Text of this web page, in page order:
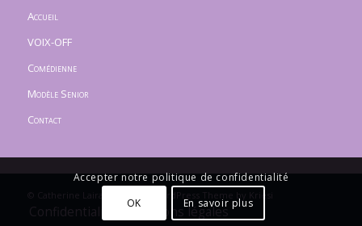
Accueil
VOIX-OFF
Comédienne
Modèle Senior
Contact
© Catherine Lairaud - Enfold WordPress Theme by Kriesi
Confidentialité / Mentions légales
Accepter notre politique de confidentialité
OK
En savoir plus